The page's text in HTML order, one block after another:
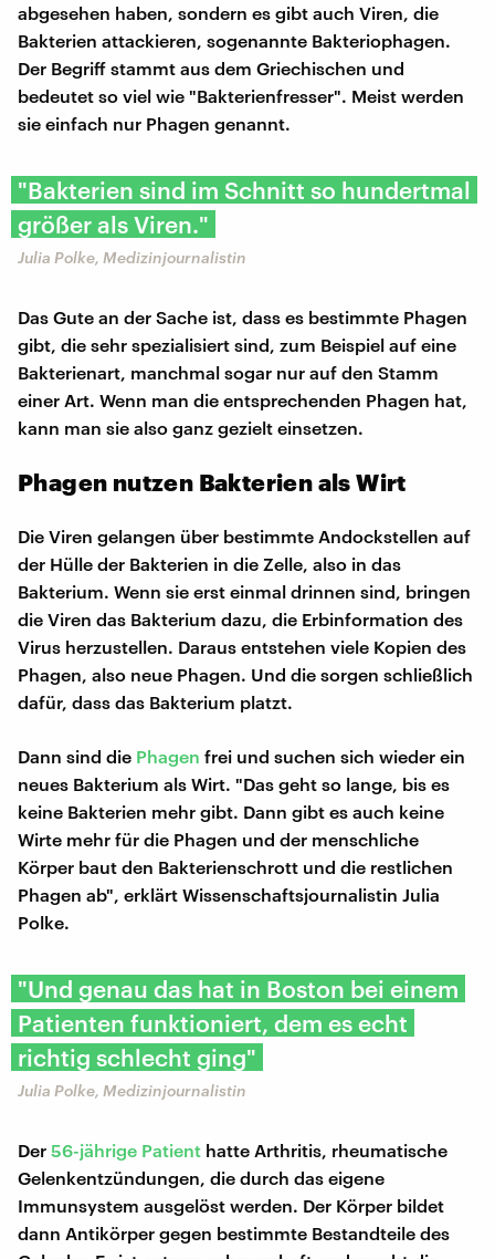
abgesehen haben, sondern es gibt auch Viren, die
Bakterien attackieren, sogenannte Bakteriophagen.
Der Begriff stammt aus dem Griechischen und
bedeutet so viel wie "Bakterienfresser". Meist werden
sie einfach nur Phagen genannt.
"Bakterien sind im Schnitt so hundertmal
größer als Viren."
Julia Polke, Medizinjournalistin
Das Gute an der Sache ist, dass es bestimmte Phagen
gibt, die sehr spezialisiert sind, zum Beispiel auf eine
Bakterienart, manchmal sogar nur auf den Stamm
einer Art. Wenn man die entsprechenden Phagen hat,
kann man sie also ganz gezielt einsetzen.
Phagen nutzen Bakterien als Wirt
Die Viren gelangen über bestimmte Andockstellen auf
der Hülle der Bakterien in die Zelle, also in das
Bakterium. Wenn sie erst einmal drinnen sind, bringen
die Viren das Bakterium dazu, die Erbinformation des
Virus herzustellen. Daraus entstehen viele Kopien des
Phagen, also neue Phagen. Und die sorgen schließlich
dafür, dass das Bakterium platzt.
Dann sind die Phagen frei und suchen sich wieder ein
neues Bakterium als Wirt. "Das geht so lange, bis es
keine Bakterien mehr gibt. Dann gibt es auch keine
Wirte mehr für die Phagen und der menschliche
Körper baut den Bakterienschrott und die restlichen
Phagen ab", erklärt Wissenschaftsjournalistin Julia
Polke.
"Und genau das hat in Boston bei einem
Patienten funktioniert, dem es echt
richtig schlecht ging"
Julia Polke, Medizinjournalistin
Der 56-jährige Patient hatte Arthritis, rheumatische
Gelenkentzündungen, die durch das eigene
Immunsystem ausgelöst werden. Der Körper bildet
dann Antikörper gegen bestimmte Bestandteile des